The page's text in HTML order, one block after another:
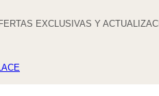
EXCLUSIVAS Y